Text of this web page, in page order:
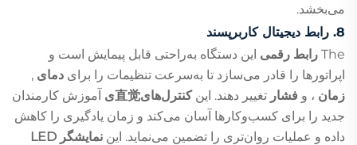
می‌بخشد.
8. رابط دیجیتال کاربرپسند
The رابط رقمی این دستگاه به‌راحتی قابل پیمایش است و
اپراتورها را قادر می‌سازد تا به‌سرعت تنظیمات را برای دمای ,
زمان ، و فشار تغییر دهند. اینکنترل‌های直觉ی
آموزش کارمندان
جدید را برای کسب‌وکارها آسان می‌کند و زمان یادگیری را کاهش
داده و عملیات روان‌تری را تضمین می‌نماید. این نمایشگر LED